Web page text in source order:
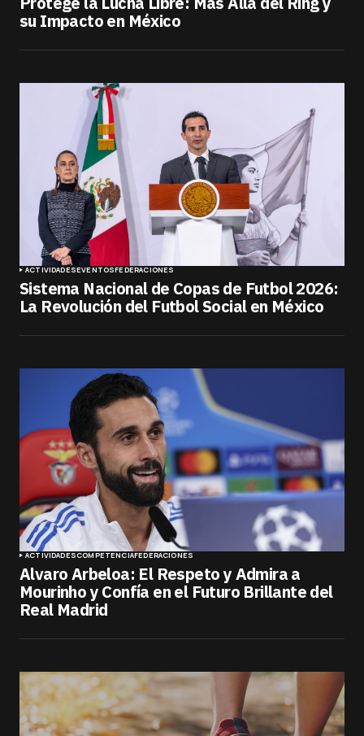
su Impacto en México
ACTIVIDADESEVENTOSFEDERACIONES
Sistema Nacional de Copas de Futbol 2026:
La Revolución del Futbol Social en México
ACTIVIDADESCOMPETENCIAFEDERACIONES
Alvaro Arbeloa: El Respeto y Admira a
Mourinho y Confía en el Futuro Brillante del
Real Madrid